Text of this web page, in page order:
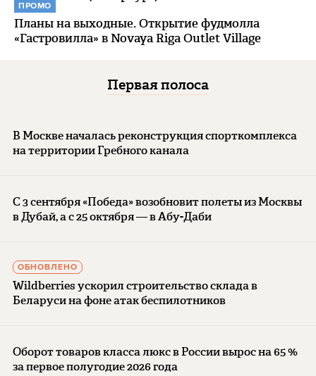
ПРОМО
Планы на выходные. Открытие фудмолла
«Гастровилла» в Novaya Riga Outlet Village
Первая полоса
В Москве началась реконструкция спорткомплекса
на территории Гребного канала
С 3 сентября «Победа» возобновит полеты из Москвы
в Дубай, а с 25 октября — в Абу-Даби
ОБНОВЛЕНО
Wildberries ускорил строительство склада в
Беларуси на фоне атак беспилотников
Оборот товаров класса люкс в России вырос на 65 %
за первое полугодие 2026 года